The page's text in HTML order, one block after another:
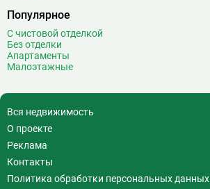
Популярное
С чистовой отделкой
Без отделки
Апартаменты
Малоэтажные
Вся недвижимость
О проекте
Реклама
Контакты
Политика обработки персональных данных